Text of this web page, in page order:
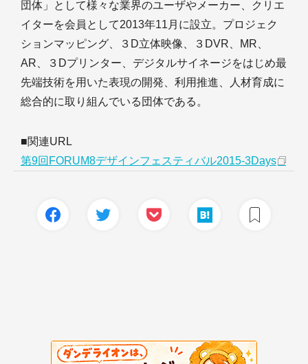
団体」として様々な業界のユーザやメーカー、クリエ
イターを会員として2013年11月に設立。プロジェク
ションマッピング、３D立体映像、３DVR、MR、
AR、３Dプリンター、デジタルサイネージをはじめ最
先端技術を用いた表現の開発、利用推進、人材育成に
総合的に取り組んでいる団体である。
■関連URL
第9回FORUM8デザインフェスティバル2015-3Days